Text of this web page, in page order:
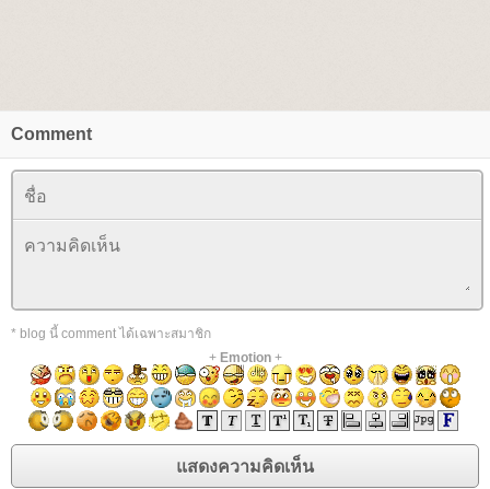
Comment
* blog นี้ comment ได้เฉพาะสมาชิก
+ Emotion+